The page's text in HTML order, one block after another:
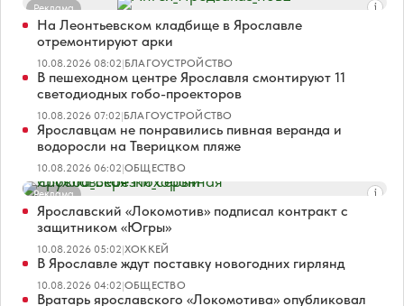
Реклама
На Леонтьевском кладбище в Ярославле
отремонтируют арки
10.08.2026 08:02|БЛАГОУСТРОЙСТВО
В пешеходном центре Ярославля смонтируют 11
светодиодных гобо-проекторов
10.08.2026 07:02|БЛАГОУСТРОЙСТВО
Ярославцам не понравились пивная веранда и
водоросли на Тверицком пляже
10.08.2026 06:02|ОБЩЕСТВО
Реклама
Ярославский «Локомотив» подписал контракт с
защитником «Югры»
10.08.2026 05:02|ХОККЕЙ
В Ярославле ждут поставку новогодних гирлянд
10.08.2026 04:02|ОБЩЕСТВО
Вратарь ярославского «Локомотива» опубликовал